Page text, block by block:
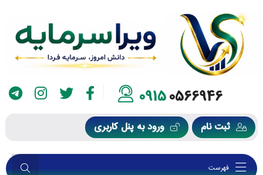
09150566946
ثبت نام ورود به پنل کاربری
فهرست